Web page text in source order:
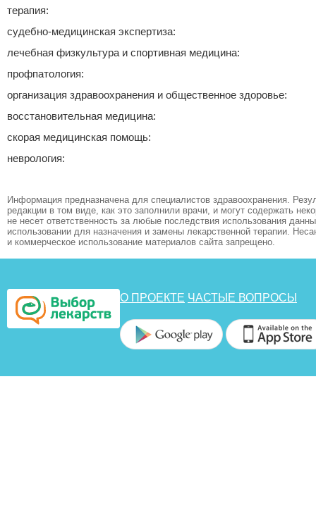
терапия:
судебно-медицинская экспертиза:
лечебная физкультура и спортивная медицина:
профпатология:
организация здравоохранения и общественное здоровье:
восстановительная медицина:
скорая медицинская помощь:
неврология:
Информация предназначена для специалистов здравоохранения.
редакции в том виде, как это заполнили врачи, и могут содержать
не несет ответственность за любые последствия использования
использовании для назначения и замены лекарственной терапии.
и коммерческое использование материалов сайта запрещено.
О ПРОЕКТЕ ЧАСТЫЕ ВОПРОСЫ